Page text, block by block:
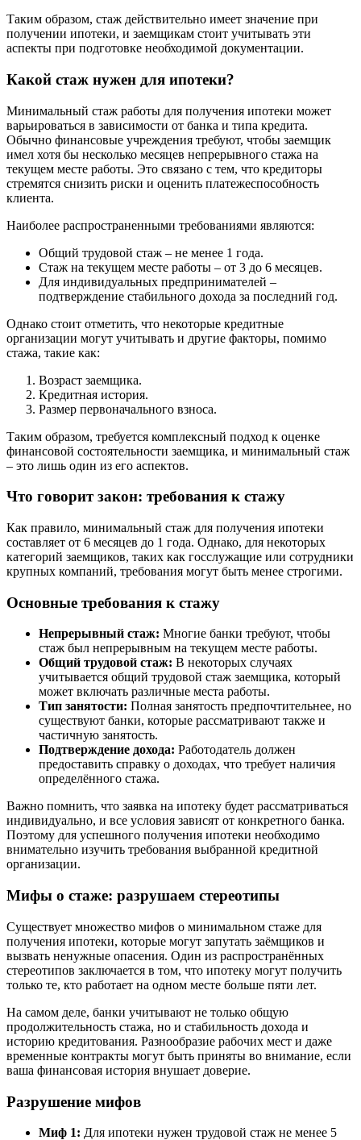
Таким образом, стаж действительно имеет значение при
получении ипотеки, и заемщикам стоит учитывать эти
аспекты при подготовке необходимой документации.
Какой стаж нужен для ипотеки?
Минимальный стаж работы для получения ипотеки может
варьироваться в зависимости от банка и типа кредита.
Обычно финансовые учреждения требуют, чтобы заемщик
имел хотя бы несколько месяцев непрерывного стажа на
текущем месте работы. Это связано с тем, что кредиторы
стремятся снизить риски и оценить платежеспособность
клиента.
Наиболее распространенными требованиями являются:
Общий трудовой стаж – не менее 1 года.
Стаж на текущем месте работы – от 3 до 6 месяцев.
Для индивидуальных предпринимателей –
подтверждение стабильного дохода за последний год.
Однако стоит отметить, что некоторые кредитные
организации могут учитывать и другие факторы, помимо
стажа, такие как:
Возраст заемщика.
Кредитная история.
Размер первоначального взноса.
Таким образом, требуется комплексный подход к оценке
финансовой состоятельности заемщика, и минимальный стаж
– это лишь один из его аспектов.
Что говорит закон: требования к стажу
Как правило, минимальный стаж для получения ипотеки
составляет от 6 месяцев до 1 года. Однако, для некоторых
категорий заемщиков, таких как госслужащие или сотрудники
крупных компаний, требования могут быть менее строгими.
Основные требования к стажу
Непрерывный стаж: Многие банки требуют, чтобы
стаж был непрерывным на текущем месте работы.
Общий трудовой стаж: В некоторых случаях
учитывается общий трудовой стаж заемщика, который
может включать различные места работы.
Тип занятости: Полная занятость предпочтительнее, но
существуют банки, которые рассматривают также и
частичную занятость.
Подтверждение дохода: Работодатель должен
предоставить справку о доходах, что требует наличия
определённого стажа.
Важно помнить, что заявка на ипотеку будет рассматриваться
индивидуально, и все условия зависят от конкретного банка.
Поэтому для успешного получения ипотеки необходимо
внимательно изучить требования выбранной кредитной
организации.
Мифы о стаже: разрушаем стереотипы
Существует множество мифов о минимальном стаже для
получения ипотеки, которые могут запутать заёмщиков и
вызвать ненужные опасения. Один из распространённых
стереотипов заключается в том, что ипотеку могут получить
только те, кто работает на одном месте больше пяти лет.
На самом деле, банки учитывают не только общую
продолжительность стажа, но и стабильность дохода и
историю кредитования. Разнообразие рабочих мест и даже
временные контракты могут быть приняты во внимание, если
ваша финансовая история внушает доверие.
Разрушение мифов
Миф 1: Для ипотеки нужен трудовой стаж не менее 5